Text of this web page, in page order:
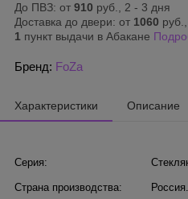
До ПВЗ: от 910 руб., 2 - 3 дня
Доставка до двери: от 1060
1 пункт выдачи в Абакане
Бренд: FoZa
Характеристики Описание
Серия:
Страна производства: Россия.